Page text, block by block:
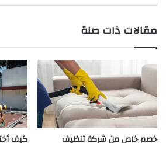
مقالات ذات صلة
خصم خاص من شركة تنظيف كيف